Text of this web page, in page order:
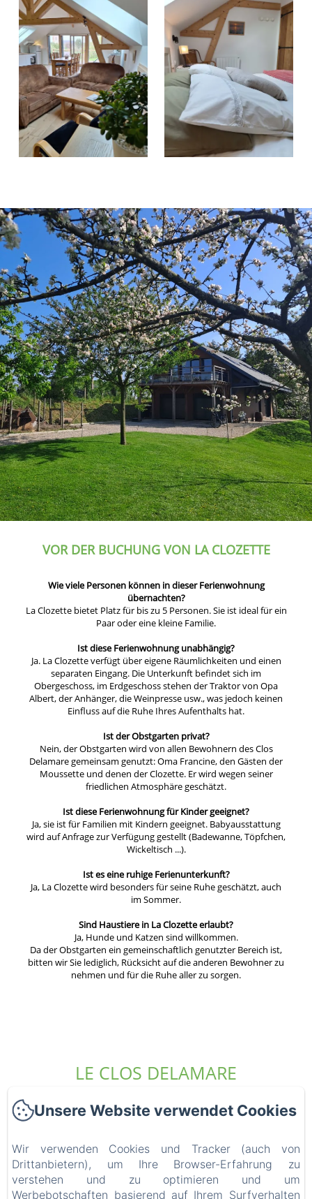
VOR DER BUCHUNG VON LA CLOZETTE
Wie viele Personen können in dieser Ferienwohnung
übernachten?
La Clozette bietet Platz für bis zu 5 Personen. Sie ist ideal für ein
Paar oder eine kleine Familie.
Ist diese Ferienwohnung unabhängig?
Ja. La Clozette verfügt über eigene Räumlichkeiten und einen
separaten Eingang. Die Unterkunft befindet sich im
Obergeschoss, im Erdgeschoss stehen der Traktor von Opa
Albert, der Anhänger, die Weinpresse usw., was jedoch keinen
Einfluss auf die Ruhe Ihres Aufenthalts hat.
Ist der Obstgarten privat?
Nein, der Obstgarten wird von allen Bewohnern des Clos
Delamare gemeinsam genutzt: Oma Francine, den Gästen der
Moussette und denen der Clozette. Er wird wegen seiner
friedlichen Atmosphäre geschätzt.
Ist diese Ferienwohnung für Kinder geeignet?
Ja, sie ist für Familien mit Kindern geeignet. Babyausstattung
wird auf Anfrage zur Verfügung gestellt (Badewanne, Töpfchen,
Wickeltisch ...).
Ist es eine ruhige Ferienunterkunft?
Ja, La Clozette wird besonders für seine Ruhe geschätzt, auch
im Sommer.
Sind Haustiere in La Clozette erlaubt?
Ja, Hunde und Katzen sind willkommen.
Da der Obstgarten ein gemeinschaftlich genutzter Bereich ist,
bitten wir Sie lediglich, Rücksicht auf die anderen Bewohner zu
nehmen und für die Ruhe aller zu sorgen.
LE CLOS DELAMARE
Wer sind wir?
Erfahrungen
Die Umgebung
Unsere Website verwendet Cookies
Wir verwenden Cookies und Tracker (auch von
Drittanbietern), um Ihre Browser-Erfahrung zu
verstehen und zu optimieren und um
Werbebotschaften basierend auf Ihrem Surfverhalten